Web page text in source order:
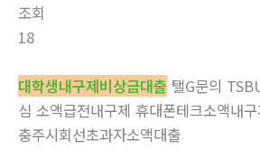
조회
18
대학생내구제비상금대출 탤G문의
심 소액급전내구제 휴대폰테크소액내
충주시회선초과자소액대출